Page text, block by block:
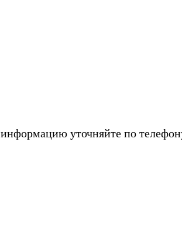
уточняйте по